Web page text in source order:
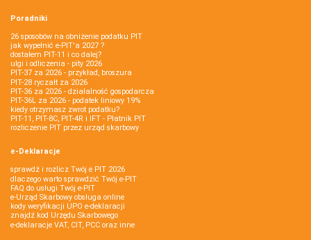
Poradniki
26 sposobów na obniżenie podatku PIT
jak wypełnić e-PIT'a 2027 ?
dostałem PIT-11 i co dalej?
ulgi i odliczenia - pity 2026
PIT-37 za 2026 - przykład, broszura
PIT-28 ryczałt za 2026
PIT-36 za 2026 - działalność gospodarcza
PIT-36L za 2026 - podatek liniowy 19%
kiedy otrzymasz zwrot podatku?
PIT-11, PIT-8C, PIT-4R i IFT - Płatnik PIT
rozliczenie PIT przez urząd skarbowy
e-Deklaracje
sprawdź i rozlicz Twój e PIT 2026
dlaczego warto sprawdzić Twój e-PIT
FAQ do usługi Twój e-PIT
e-Urząd Skarbowy obsługa online
kody weryfikacji UPO e-deklaracji
znajdź kod Urzędu Skarbowego
e-deklaracje VAT, CIT, PCC oraz inne